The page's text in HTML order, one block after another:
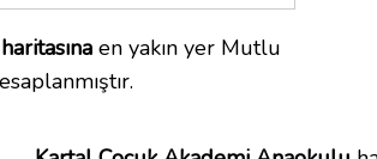
en yakın yer Mutlu